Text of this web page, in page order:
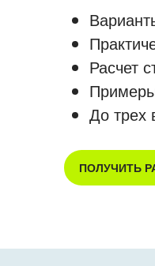
Расчет
До трех
ПОЛУЧИТЬ